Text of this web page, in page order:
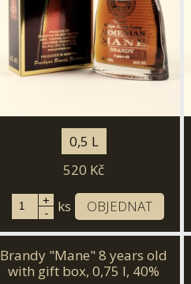
0,5 L
520 Kč
+
- ks OBJEDNAT
Brandy "Mane" 8 years old
with gift box, 0,75 l, 40%